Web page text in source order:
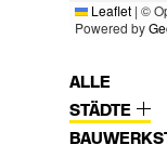
Leaflet | ©
Powered by
ALLE
STÄDTE